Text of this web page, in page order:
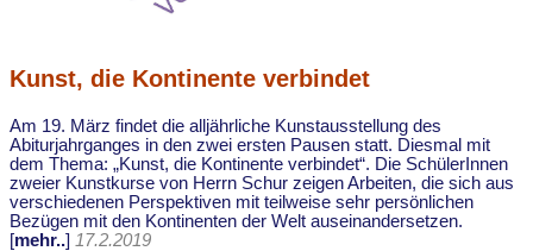
Kunst, die Kontinente verbindet
Am 19. März findet die alljährliche Kunstausstellung des
Abiturjahrganges in den zwei ersten Pausen statt. Diesmal mit
dem Thema: „Kunst, die Kontinente verbindet“. Die SchülerInnen
zweier Kunstkurse von Herrn Schur zeigen Arbeiten, die sich aus
verschiedenen Perspektiven mit teilweise sehr persönlichen
Bezügen mit den Kontinenten der Welt auseinandersetzen.
[mehr..] 17.2.2019